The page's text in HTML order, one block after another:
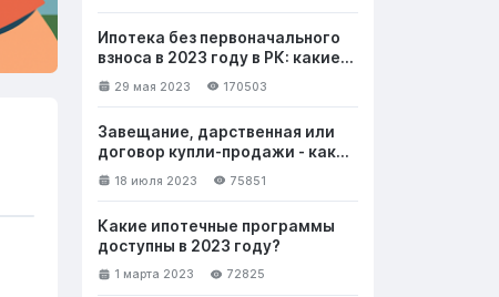
Ипотека без первоначального
взноса в 2023 году в РК: какие
банки выдают и на каких
условиях
29 мая 2023 170503
Завещание, дарственная или
договор купли-продажи - как
лучше безвозмездно передать
недвижимость
18 июля 2023 75851
Какие ипотечные программы
доступны в 2023 году?
1 марта 2023 72825